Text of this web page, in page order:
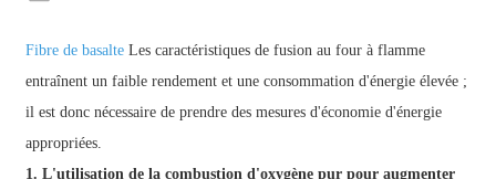
Fibre de basalteLes caractéristiques de fusion au four à flamme
entraînent un faible rendement et une consommation d'énergie élevée ;
il est donc nécessaire de prendre des mesures d'économie d'énergie
appropriées.
1. L'utilisation de la combustion d'oxygène pur pour augmenter